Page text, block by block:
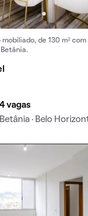
de 130 m²
vagas
· Belo